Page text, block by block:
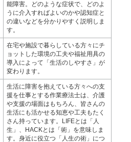
能障害。どのような症状で、どのよ
うに介入すればよいのかや認知症と
の違いなどを分かりやすく説明しま
す。
在宅や施設で暮らしている方々にチ
ョットした環境の工夫や福祉用具の
導入によって「生活のしやすさ」が
変わります。
生活に障害を抱えている方々への支
援を仕事とする作業療法士は、介護
や支援の場面はもちろん、皆さんの
生活にも活かせる知恵や工夫もたく
さん持っています。LIFEとは「人
生」、HACKとは「術」を意味しま
す。身近に役立つ「人生の術」につ